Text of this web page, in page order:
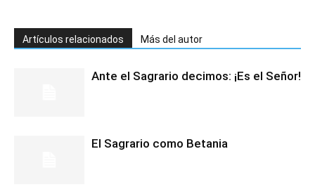
Artículos relacionados Más del autor
Ante el Sagrario decimos: ¡Es el Señor!
El Sagrario como Betania